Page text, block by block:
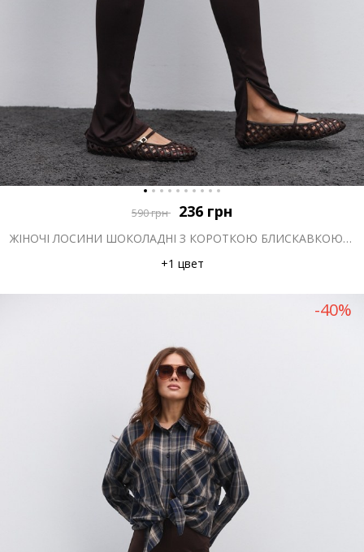
590грн 236 грн
ЖІНОЧІ ЛОСИНИ ШОКОЛАДНІ З КОРОТКОЮ БЛИСКАВКОЮ ВНИЗУ
+1 цвет
-40%